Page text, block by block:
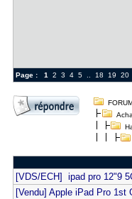
Page : 1 2 3 4 5.. 18 19 20
[VDS/ECH] ipad pro 12"9
[Vendu] Apple iPad Pro 1st